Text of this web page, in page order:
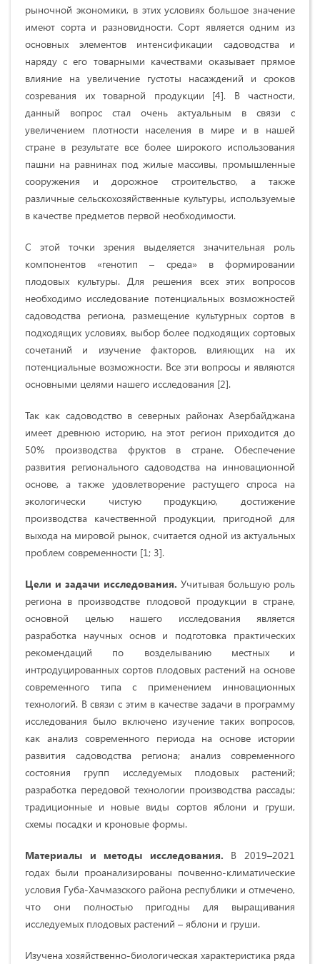
рыночной экономики, в этих условиях большое значение
имеют сорта и разновидности. Сорт является одним из
основных элементов интенсификации садоводства и
наряду с его товарными качествами оказывает прямое
влияние на увеличение густоты насаждений и сроков
созревания их товарной продукции [4]. В частности,
данный вопрос стал очень актуальным в связи с
увеличением плотности населения в мире и в нашей
стране в результате все более широкого использования
пашни на равнинах под жилые массивы, промышленные
сооружения и дорожное строительство, а также
различные сельскохозяйственные культуры, используемые
в качестве предметов первой необходимости.
С этой точки зрения выделяется значительная роль
компонентов «генотип – среда» в формировании
плодовых культуры. Для решения всех этих вопросов
необходимо исследование потенциальных возможностей
садоводства региона, размещение культурных сортов в
подходящих условиях, выбор более подходящих сортовых
сочетаний и изучение факторов, влияющих на их
потенциальные возможности. Все эти вопросы и являются
основными целями нашего исследования [2].
Так как садоводство в северных районах Азербайджана
имеет древнюю историю, на этот регион приходится до
50% производства фруктов в стране. Обеспечение
развития регионального садоводства на инновационной
основе, а также удовлетворение растущего спроса на
экологически чистую продукцию, достижение
производства качественной продукции, пригодной для
выхода на мировой рынок, считается одной из актуальных
проблем современности [1; 3].
Цели и задачи исследования. Учитывая большую роль
региона в производстве плодовой продукции в стране,
основной целью нашего исследования является
разработка научных основ и подготовка практических
рекомендаций по возделыванию местных и
интродуцированных сортов плодовых растений на основе
современного типа с применением инновационных
технологий. В связи с этим в качестве задачи в программу
исследования было включено изучение таких вопросов,
как анализ современного периода на основе истории
развития садоводства региона; анализ современного
состояния групп исследуемых плодовых растений;
разработка передовой технологии производства рассады;
традиционные и новые виды сортов яблони и груши,
схемы посадки и кроновые формы.
Материалы и методы исследования. В 2019–2021
годах были проанализированы почвенно-климатические
условия Губа-Хачмазского района республики и отмечено,
что они полностью пригодны для выращивания
исследуемых плодовых растений – яблони и груши.
Изучена хозяйственно-биологическая характеристика ряда